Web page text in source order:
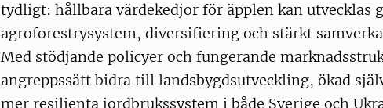
tydligt: hållbara värdekedjor för äpplen kan utvecklas
agroforestrysystem, diversifiering och stärkt
Med stödjande policyer och fungerande
angreppssätt bidra till landsbygdsutveckling, ökad
mer resilienta jordbrukssystem i både Sverige och